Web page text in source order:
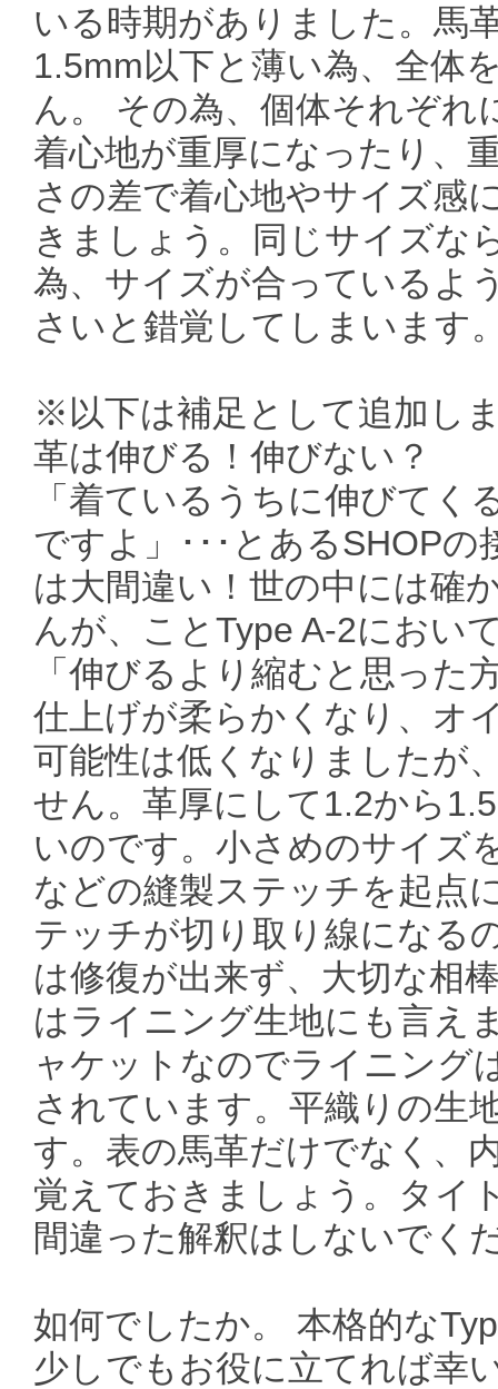
いる時期がありました。馬
1.5mm以下と薄い為、全体
ん。 その為、個体それぞれ
着心地が重厚になったり、
さの差で着心地やサイズ感
きましょう。同じサイズな
為、サイズが合っているよ
さいと錯覚してしまいます
※以下は補足として追加し
革は伸びる！伸びない？
「着ているうちに伸びて
ですよ」･･･とあるSHOP
は大間違い！世の中には確
んが、ことType A-2におい
「伸びるより縮むと思った
仕上げが柔らかくなり、オ
可能性は低くなりましたが
せん。革厚にして1.2から
いのです。小さめのサイズ
などの縫製ステッチを起点
テッチが切り取り線になる
は修復が出来ず、大切な相
はライニング生地にも言え
ャケットなのでライニング
されています。平織りの生
す。表の馬革だけでなく、
覚えておきましょう。タイ
間違った解釈はしないでく
如何でしたか。 本格的な
少しでもお役に立てれば幸